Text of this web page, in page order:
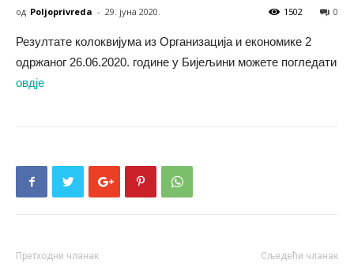
од Poljoprivreda - 29. јуна 2020. 0
1502
Резултате колоквијума из Организација и економике 2
одржаног 26.06.2020. године у Бијељини можете погледати
овдје
Претходни чланак Сљедећи чланак